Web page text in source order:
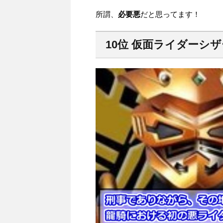
所謂、 必要悪だと思ってます！
10位 仮面ライダーシ